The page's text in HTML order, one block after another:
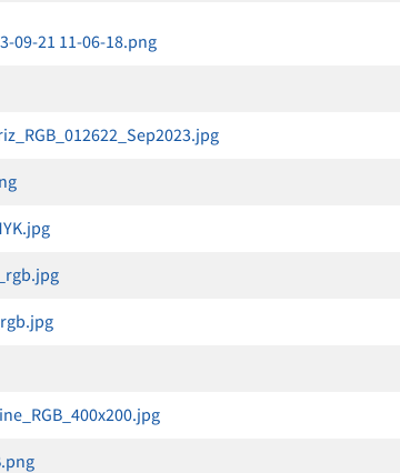
09-21 11-06-18.png